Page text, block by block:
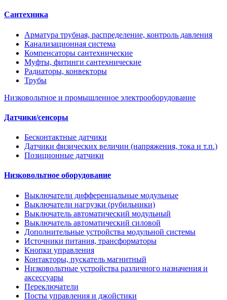
Сантехника
Арматура трубная, распределение, контроль давления
Канализационная система
Компенсаторы сантехнические
Муфты, фитинги сантехнические
Радиаторы, конвекторы
Трубы
Низковольтное и промышленное электрооборудование
Датчики/сенсоры
Бесконтактные датчики
Датчики физических величин (напряжения, тока и т.п.)
Позиционные датчики
Низковольтное оборудование
Выключатели дифференцальные модульные
Выключатели нагрузки (рубильники)
Выключатель автоматический модульный
Выключатель автоматический силовой
Дополнительные устройства модульной системы
Источники питания, трансформаторы
Кнопки управления
Контакторы, пускатель магнитный
Низковольтные устройства различного назначения и
аксессуары
Переключатели
Посты управления и джойстики